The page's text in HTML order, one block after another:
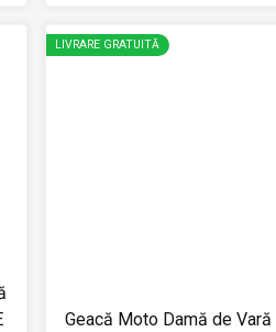
LIVRARE GRATUITĂ
Geacă Moto Damă de Vară